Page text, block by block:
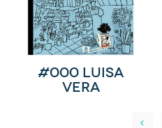
#000 Luisa
Vera